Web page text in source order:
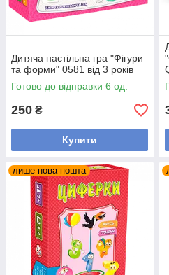
Дитяча настільна гра "Фігури
та форми" 0581 від 3 років
Готово до відправки 6 од.
250 ₴
Купити
лише нова пошта